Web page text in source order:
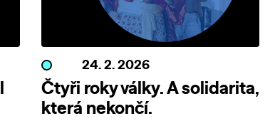
24. 2. 2026
Čtyři roky války. A solidarita,
která nekončí.